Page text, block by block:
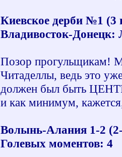
Киевское дерби №1
Владивосток-
Позор прогульщикам!
Читаделлы, ведь это
должен был быть
и как минимум,
Волынь-Алания 1-2
Голевых моментов: 4